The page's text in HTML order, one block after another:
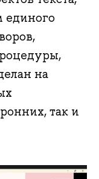
единого
на
так и